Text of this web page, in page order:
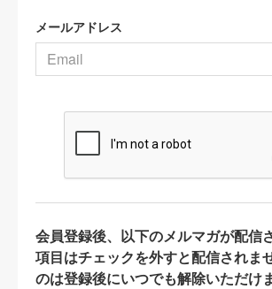
メールアドレス
会員登録後、以下のメルマガが配信
項目はチェックを外すと配信されま
のは登録後にいつでも解除いただけ